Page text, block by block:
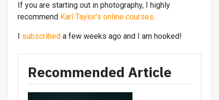
If you are starting out in photography, I highly
recommend Karl Taylor’s online courses.
I subscribed a few weeks ago and I am hooked!
Recommended Article